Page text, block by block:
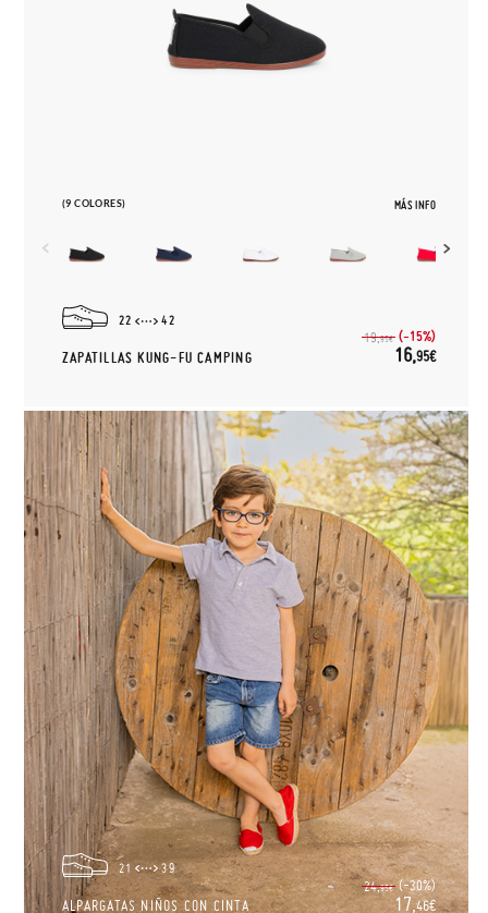
(9 COLORES) MÁS INFO
22 42
ZAPATILLAS KUNG-FU CAMPING
19,95€ (-15%)
16,95€
21 39
ALPARGATAS NIÑOS CON CINTA
24,95€ (-30%)
17,46€